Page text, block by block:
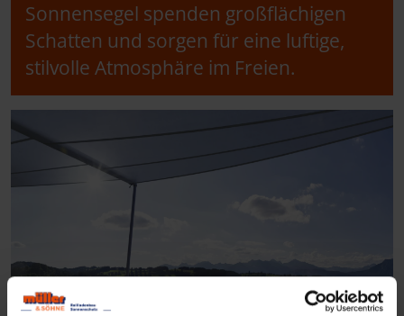
Sonnensegel spenden großflächigen
Schatten und sorgen für eine luftige,
stilvolle Atmosphäre im Freien.